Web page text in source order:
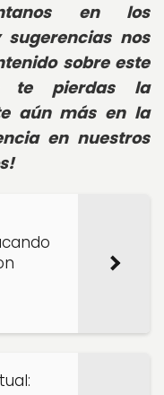
en los
nos
sobre este
te pierdas la
aún más en la
en nuestros